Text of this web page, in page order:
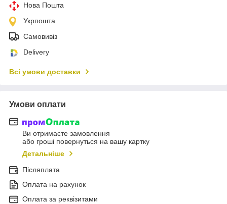
Нова Пошта
Укрпошта
Самовивіз
Delivery
Всі умови доставки
Умови оплати
Ви отримаєте замовлення
або гроші повернуться на вашу картку
Детальніше
Післяплата
Оплата на рахунок
Оплата за реквізитами